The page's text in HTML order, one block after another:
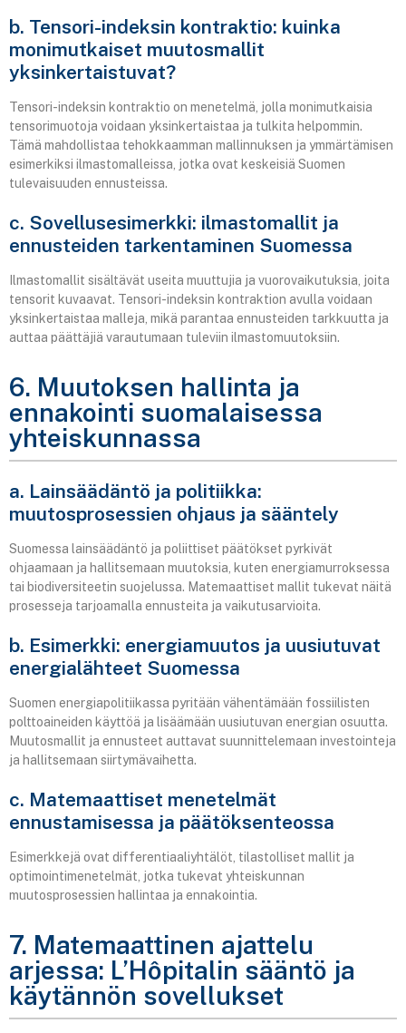
b. Tensori-indeksin kontraktio: kuinka
monimutkaiset muutosmallit
yksinkertaistuvat?
Tensori-indeksin kontraktio on menetelmä, jolla monimutkaisia
tensorimuotoja voidaan yksinkertaistaa ja tulkita helpommin.
Tämä mahdollistaa tehokkaamman mallinnuksen ja ymmärtämisen
esimerkiksi ilmastomalleissa, jotka ovat keskeisiä Suomen
tulevaisuuden ennusteissa.
c. Sovellusesimerkki: ilmastomallit ja
ennusteiden tarkentaminen Suomessa
Ilmastomallit sisältävät useita muuttujia ja vuorovaikutuksia, joita
tensorit kuvaavat. Tensori-indeksin kontraktion avulla voidaan
yksinkertaistaa malleja, mikä parantaa ennusteiden tarkkuutta ja
auttaa päättäjiä varautumaan tuleviin ilmastomuutoksiin.
6. Muutoksen hallinta ja
ennakointi suomalaisessa
yhteiskunnassa
a. Lainsäädäntö ja politiikka:
muutosprosessien ohjaus ja sääntely
Suomessa lainsäädäntö ja poliittiset päätökset pyrkivät
ohjaamaan ja hallitsemaan muutoksia, kuten energiamurroksessa
tai biodiversiteetin suojelussa. Matemaattiset mallit tukevat näitä
prosesseja tarjoamalla ennusteita ja vaikutusarvioita.
b. Esimerkki: energiamuutos ja uusiutuvat
energialähteet Suomessa
Suomen energiapolitiikassa pyritään vähentämään fossiilisten
polttoaineiden käyttöä ja lisäämään uusiutuvan energian osuutta.
Muutosmallit ja ennusteet auttavat suunnittelemaan investointeja
ja hallitsemaan siirtymävaihetta.
c. Matemaattiset menetelmät
ennustamisessa ja päätöksenteossa
Esimerkkejä ovat differentiaaliyhtälöt, tilastolliset mallit ja
optimointimenetelmät, jotka tukevat yhteiskunnan
muutosprosessien hallintaa ja ennakointia.
7. Matemaattinen ajattelu
arjessa: L’Hôpitalin sääntö ja
käytännön sovellukset